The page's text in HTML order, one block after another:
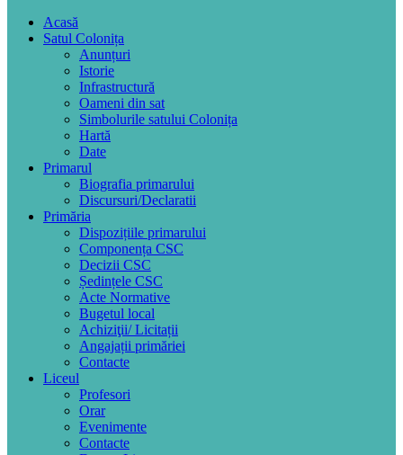
Acasă
Satul Colonița
Anunțuri
Istorie
Infrastructură
Oameni din sat
Simbolurile satului Colonița
Hartă
Date
Primarul
Biografia primarului
Discursuri/Declaratii
Primăria
Dispozițiile primarului
Componența CSC
Decizii CSC
Ședințele CSC
Acte Normative
Bugetul local
Achiziţii/ Licitații
Angajații primăriei
Contacte
Liceul
Profesori
Orar
Evenimente
Contacte